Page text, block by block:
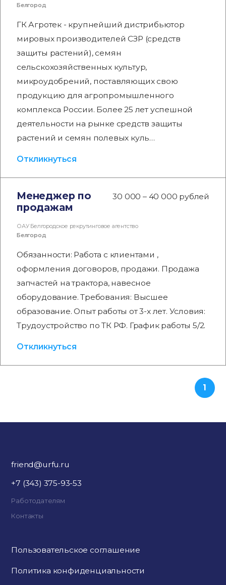
Белгород
ГК Агротек - крупнейший дистрибьютор
мировых производителей СЗР (средств
защиты растений), семян
сельскохозяйственных культур,
микроудобрений, поставляющих свою
продукцию для агропромышленного
комплекса России. Более 25 лет успешной
деятельности на рынке средств защиты
растений и семян полевых куль…
Откликнуться
Менеджер по
продажам
30 000 – 40 000 рублей
ОАУ Белгородское рекрутинговое агентство
Белгород
Обязанности: Работа с клиентами ,
оформления договоров, продажи. Продажа
запчастей на трактора, навесное
оборудование. Требования: Высшее
образование. Опыт работы от 3-х лет. Условия:
Трудоустройство по ТК РФ. График работы 5/2.
Откликнуться
1
friend@urfu.ru
+7 (343) 375-93-53
Работодателям
Контакты
Пользовательское соглашение
Политика конфиденциальности